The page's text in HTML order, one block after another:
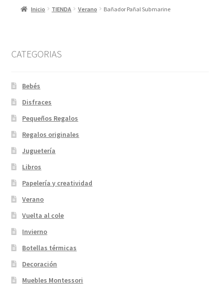
Inicio TIENDA Verano Bañador Pañal Submarine
CATEGORIAS
Bebés
Disfraces
Pequeños Regalos
Regalos originales
Juguetería
Libros
Papelería y creatividad
Verano
Vuelta al cole
Invierno
Botellas térmicas
Decoración
Muebles Montessori